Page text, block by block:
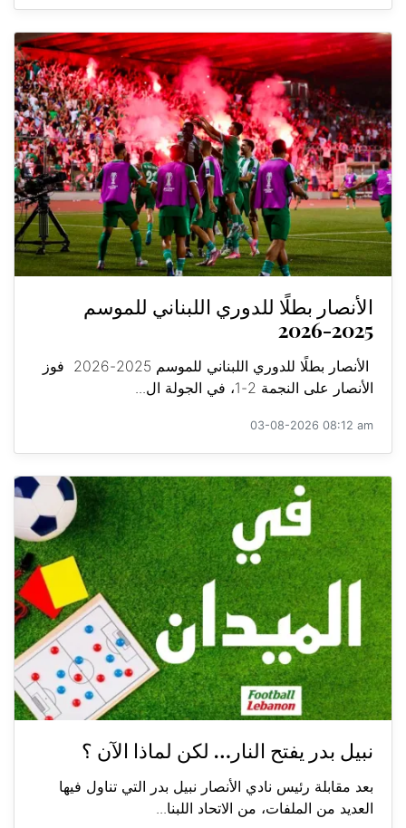
الأنصار بطلًا للدوري اللبناني للموسم
2025-2026
الأنصار بطلًا للدوري اللبناني للموسم 2025-2026 فوز
الأنصار على النجمة 2-1، في الجولة ال...
03-08-2026 08:12 am
نبيل بدر يفتح النار… لكن لماذا الآن ؟
بعد مقابلة رئيس نادي الأنصار نبيل بدر التي تناول فيها
العديد من الملفات، من الاتحاد اللبنا...